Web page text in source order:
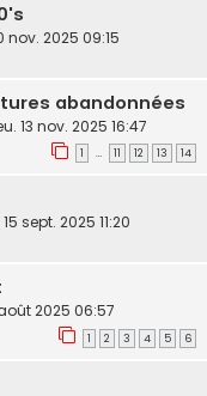
nov. 2025 09:15
abandonnées
13 nov. 2025 16:47
1 … 11 12 13 14
sept. 2025 11:20
2025 06:57
1 2 3 4 5 6